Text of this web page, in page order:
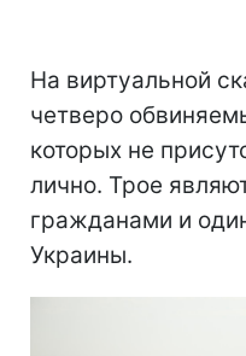
На виртуальной
четверо
которых не
лично. Трое
гражданами и
Украины.